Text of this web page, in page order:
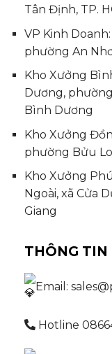
Tân Định, TP.
VP Kinh
phường An
Kho Xưởng
Dương,
Bình Dương
Kho Xưởng
phường Bửu
Kho Xưởng
Ngoài, xã Cửa
Giang
THÔNG TIN
Email:
Hotline